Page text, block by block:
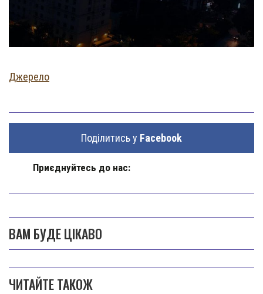
Джерело
Поділитись у Facebook
Приєднуйтесь до нас:
ВАМ БУДЕ ЦІКАВО
ЧИТАЙТЕ ТАКОЖ